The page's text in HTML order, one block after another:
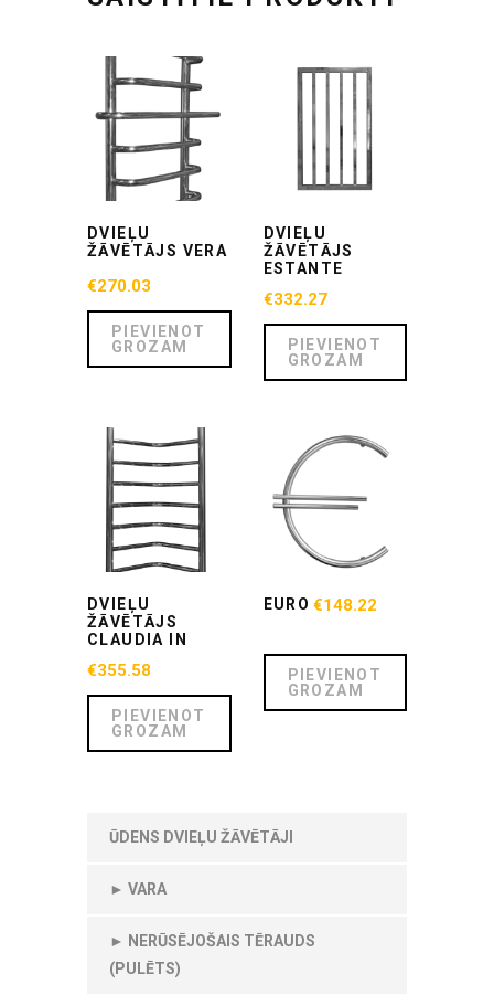
DVIEĻU
ŽĀVĒTĀJS VERA
€270.03
PIEVIENOT
GROZAM
DVIEĻU
ŽĀVĒTĀJS
ESTANTE
€332.27
PIEVIENOT
GROZAM
DVIEĻU
ŽĀVĒTĀJS
CLAUDIA IN
€355.58
PIEVIENOT
GROZAM
EURO €148.22
PIEVIENOT
GROZAM
ŪDENS DVIEĻU ŽĀVĒTĀJI
► VARA
► NERŪSĒJOŠAIS TĒRAUDS
(PULĒTS)